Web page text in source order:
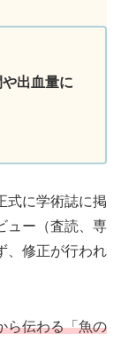
出血量に
式に学術誌に掲
ュー（査読、専
、修正が行われ
ら伝わる「魚の